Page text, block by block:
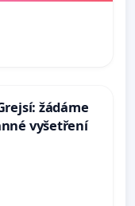
žádáme
vyšetření